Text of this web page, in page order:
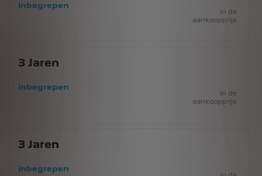
inbegrepen
in de
aankoopprijs
3 Jaren
inbegrepen
in de
aankoopprijs
3 Jaren
inbegrepen